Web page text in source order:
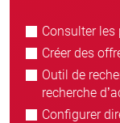
Consulter
Créer des
Outil de
recherche
Configurer